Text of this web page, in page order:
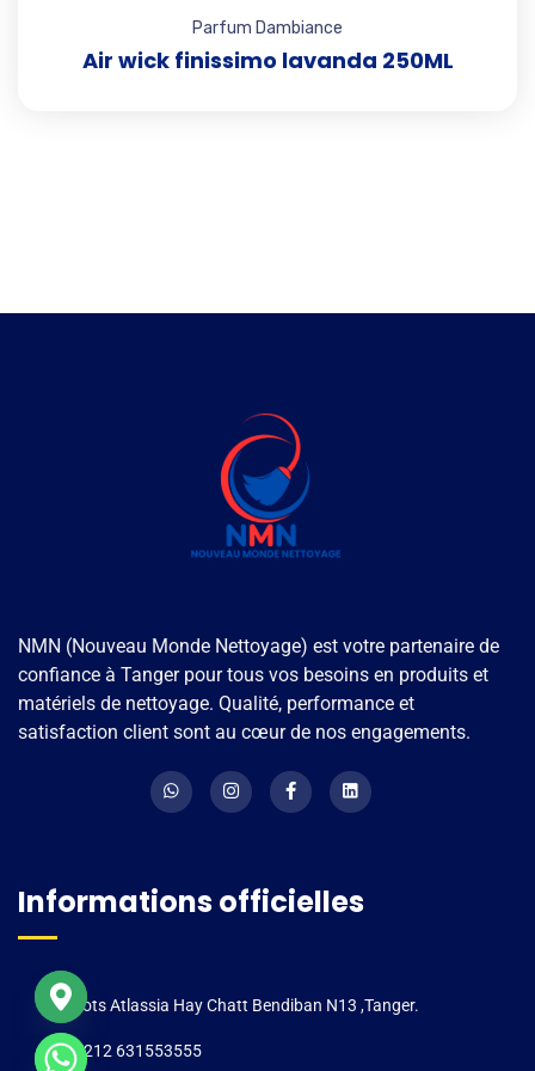
Parfum Dambiance
Air wick finissimo lavanda 250ML
NMN (Nouveau Monde Nettoyage) est votre partenaire de
confiance à Tanger pour tous vos besoins en produits et
matériels de nettoyage. Qualité, performance et
satisfaction client sont au cœur de nos engagements.
Informations officielles
Lots Atlassia Hay Chatt Bendiban N13 ,Tanger.
+212 631553555